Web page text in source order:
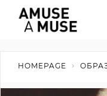
HOMEPAGE